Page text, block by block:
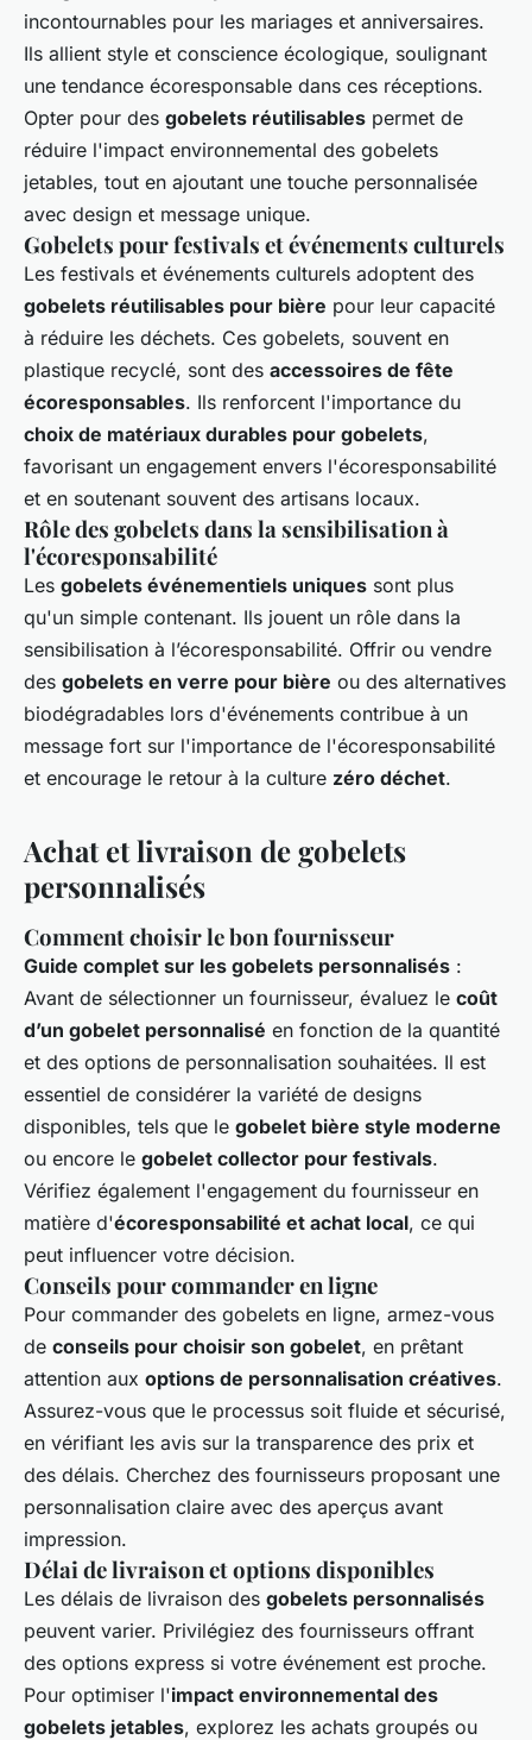
incontournables pour les mariages et anniversaires.
Ils allient style et conscience écologique, soulignant
une tendance écoresponsable dans ces réceptions.
Opter pour des gobelets réutilisables permet de
réduire l'impact environnemental des gobelets
jetables, tout en ajoutant une touche personnalisée
avec design et message unique.
Gobelets pour festivals et événements culturels
Les festivals et événements culturels adoptent des
gobelets réutilisables pour bière pour leur capacité
à réduire les déchets. Ces gobelets, souvent en
plastique recyclé, sont des accessoires de fête
écoresponsables. Ils renforcent l'importance du
choix de matériaux durables pour gobelets,
favorisant un engagement envers l'écoresponsabilité
et en soutenant souvent des artisans locaux.
Rôle des gobelets dans la sensibilisation à
l'écoresponsabilité
Les gobelets événementiels uniques sont plus
qu'un simple contenant. Ils jouent un rôle dans la
sensibilisation à l’écoresponsabilité. Offrir ou vendre
des gobelets en verre pour bière ou des alternatives
biodégradables lors d'événements contribue à un
message fort sur l'importance de l'écoresponsabilité
et encourage le retour à la culture zéro déchet.
Achat et livraison de gobelets
personnalisés
Comment choisir le bon fournisseur
Guide complet sur les gobelets personnalisés :
Avant de sélectionner un fournisseur, évaluez le coût
d’un gobelet personnalisé en fonction de la quantité
et des options de personnalisation souhaitées. Il est
essentiel de considérer la variété de designs
disponibles, tels que le gobelet bière style moderne
ou encore le gobelet collector pour festivals.
Vérifiez également l'engagement du fournisseur en
matière d'écoresponsabilité et achat local, ce qui
peut influencer votre décision.
Conseils pour commander en ligne
Pour commander des gobelets en ligne, armez-vous
de conseils pour choisir son gobelet, en prêtant
attention aux options de personnalisation créatives.
Assurez-vous que le processus soit fluide et sécurisé,
en vérifiant les avis sur la transparence des prix et
des délais. Cherchez des fournisseurs proposant une
personnalisation claire avec des aperçus avant
impression.
Délai de livraison et options disponibles
Les délais de livraison des gobelets personnalisés
peuvent varier. Privilégiez des fournisseurs offrant
des options express si votre événement est proche.
Pour optimiser l'impact environnemental des
gobelets jetables, explorez les achats groupés ou